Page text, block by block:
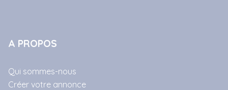
A PROPOS
Qui sommes-nous
Créer votre annonce